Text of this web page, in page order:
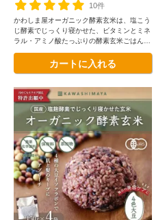
10件
かわしま屋オーガニック酵素玄米は、塩こう
じ酵素でじっくり寝かせた、ビタミンとミネ
ラル・アミノ酸たっぷりの酵素玄米ごはんで
しくなりました。雑穀入りです
カートに入れる